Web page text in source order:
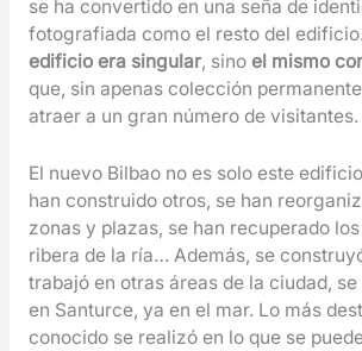
se ha convertido en una seña de
fotografiada como el resto del
edificio era singular, sino el mismo
que, sin apenas colección
atraer a un gran número de visitantes.
El nuevo Bilbao no es solo este
han construido otros, se han
zonas y plazas, se han recuperado
ribera de la ría… Además, se
trabajó en otras áreas de la ciudad,
en Santurce, ya en el mar. Lo más
conocido se realizó en lo que se